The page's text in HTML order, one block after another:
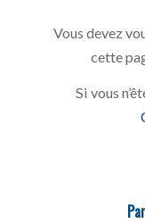
Vous devez
cette
Si vous